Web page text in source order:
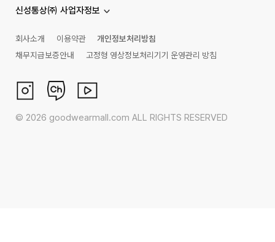
신성통상㈜ 사업자정보
회사소개 이용약관
개인정보처리방침
채무지급보증안내
고정형 영상정보처리기기 운영관리 방침
© 2026 goodwearmall.com ALL RIGHTS RESERVED